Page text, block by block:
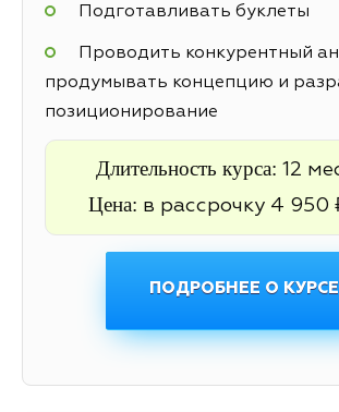
Подготавливать буклеты
Проводить конкурентный
продумывать концепцию и
позиционирование
Длительность курса: 12
Цена: в рассрочку 4 950
ПОДРОБНЕЕ О КУРСЕ